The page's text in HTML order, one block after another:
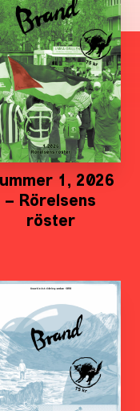
1, 2026
– Rörelsens
röster